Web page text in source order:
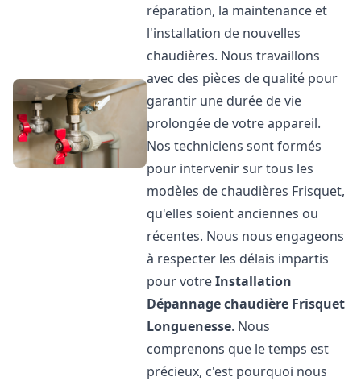
réparation, la maintenance et
l'installation de nouvelles
chaudières. Nous travaillons
avec des pièces de qualité pour
garantir une durée de vie
prolongée de votre appareil.
Nos techniciens sont formés
pour intervenir sur tous les
modèles de chaudières Frisquet,
qu'elles soient anciennes ou
récentes. Nous nous engageons
à respecter les délais impartis
pour votreInstallation
Dépannage chaudière Frisquet
Longuenesse. Nous
comprenons que le temps est
précieux, c'est pourquoi nous